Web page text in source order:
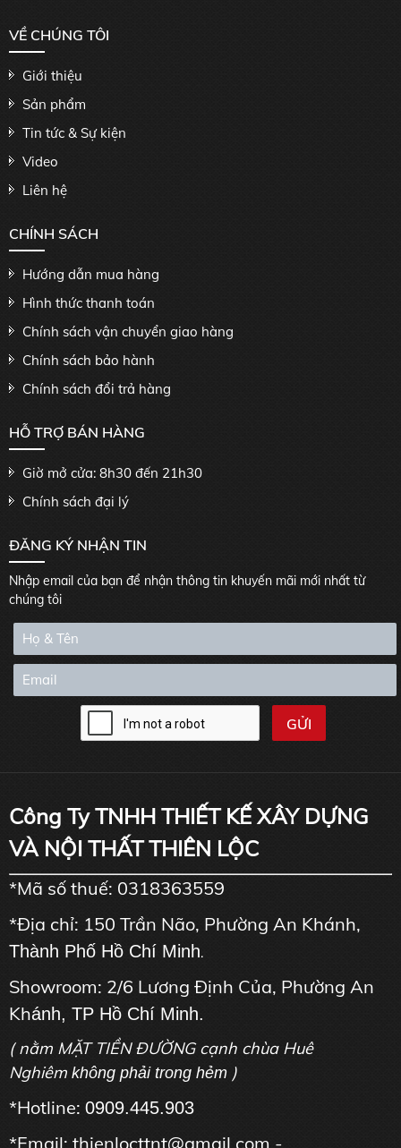
VỀ CHÚNG TÔI
Giới thiệu
Sản phẩm
Tin tức & Sự kiện
Video
Liên hệ
CHÍNH SÁCH
Hướng dẫn mua hàng
Hình thức thanh toán
Chính sách vận chuyển giao hàng
Chính sách bảo hành
Chính sách đổi trả hàng
HỖ TRỢ BÁN HÀNG
Giờ mở cửa: 8h30 đến 21h30
Chính sách đại lý
ĐĂNG KÝ NHẬN TIN
Nhập email của bạn để nhận thông tin khuyến mãi mới nhất từ
chúng tôi
Công Ty TNHH THIẾT KẾ XÂY DỰNG
VÀ NỘI THẤT THIÊN LỘC
*Mã số thuế: 0318363559
*Địa chỉ: 150 Trần Não, Phường An Khánh,
Thành Phố Hồ Chí Minh.
Showroom: 2/6 Lương Định Của, Phường An
Khánh, TP Hồ Chí Minh.
( nằm MẶT TIỀN ĐƯỜNG cạnh chùa Huê
Nghiêm không phải trong hẻm )
*Hotline: 0909.445.903
*Email: thienlocttnt@gmail.com -